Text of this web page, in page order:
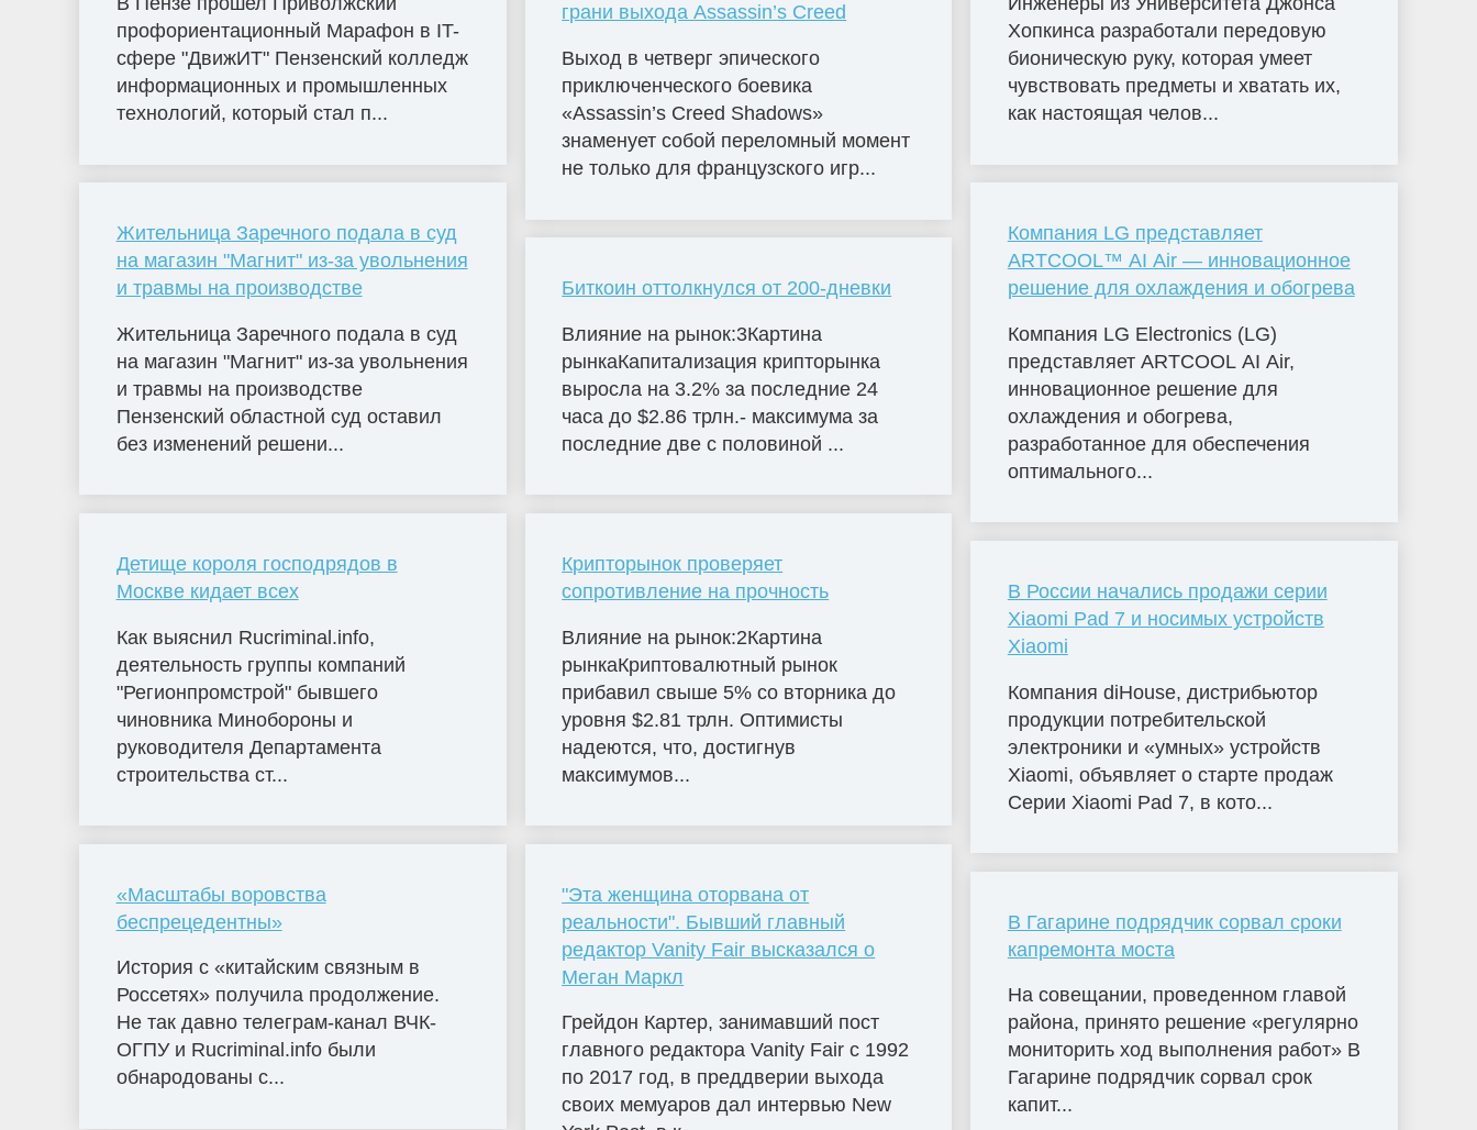
профориентационный Марафон в IT-
сфере "ДвижИТ" Пензенский колледж
информационных и промышленных
технологий, который стал п...
Жительница Заречного подала в суд
на магазин "Магнит" из-за увольнения
и травмы на производстве
Жительница Заречного подала в суд
на магазин "Магнит" из-за увольнения
и травмы на производстве
Пензенский областной суд оставил
без изменений решени...
Детище короля господрядов в
Москве кидает всех
Как выяснил Rucriminal.info,
деятельность группы компаний
"Регионпромстрой" бывшего
чиновника Минобороны и
руководителя Департамента
строительства ст...
«Масштабы воровства
беспрецедентны»
История с «китайским связным в
Россетях» получила продолжение.
Не так давно телеграм-канал ВЧК-
ОГПУ и Rucriminal.info были
обнародованы с...
грани выхода Assassin’s Creed
Выход в четверг эпического
приключенческого боевика
«Assassin’s Creed Shadows»
знаменует собой переломный момент
не только для французского игр...
Биткоин оттолкнулся от 200-дневки
Влияние на рынок:3Картина
рынкаКапитализация крипторынка
выросла на 3.2% за последние 24
часа до $2.86 трлн.- максимума за
последние две с половиной ...
Крипторынок проверяет
сопротивление на прочность
Влияние на рынок:2Картина
рынкаКриптовалютный рынок
прибавил свыше 5% со вторника до
уровня $2.81 трлн. Оптимисты
надеются, что, достигнув
максимумов...
"Эта женщина оторвана от
реальности". Бывший главный
редактор Vanity Fair высказался о
Меган Маркл
Грейдон Картер, занимавший пост
главного редактора Vanity Fair с 1992
по 2017 год, в преддверии выхода
своих мемуаров дал интервью New
Хопкинса разработали передовую
бионическую руку, которая умеет
чувствовать предметы и хватать их,
как настоящая челов...
Компания LG представляет
ARTCOOL™ AI Air — инновационное
решение для охлаждения и обогрева
Компания LG Electronics (LG)
представляет ARTCOOL AI Air,
инновационное решение для
охлаждения и обогрева,
разработанное для обеспечения
оптимального...
В России начались продажи серии
Xiaomi Pad 7 и носимых устройств
Xiaomi
Компания diHouse, дистрибьютор
продукции потребительской
электроники и «умных» устройств
Xiaomi, объявляет о старте продаж
Серии Xiaomi Pad 7, в кото...
В Гагарине подрядчик сорвал сроки
капремонта моста
На совещании, проведенном главой
района, принято решение «регулярно
мониторить ход выполнения работ» В
Гагарине подрядчик сорвал срок
капит...